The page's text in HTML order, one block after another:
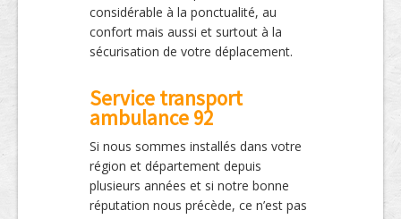
considérable à la ponctualité, au
confort mais aussi et surtout à la
sécurisation de votre déplacement.
Service transport
ambulance 92
Si nous sommes installés dans votre
région et département depuis
plusieurs années et si notre bonne
réputation nous précède, ce n’est pas